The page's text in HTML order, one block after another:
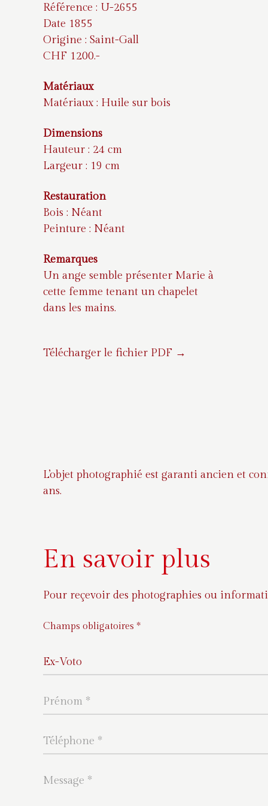
Référence : U-2655
Date 1855
Origine : Saint-Gall
CHF 1200.-
Matériaux
Matériaux : Huile sur bois
Dimensions
Hauteur : 24 cm
Largeur : 19 cm
Restauration
Bois : Néant
Peinture : Néant
Remarques
Un ange semble présenter Marie à
cette femme tenant un chapelet
dans les mains.
Télécharger le fichier PDF →
L’objet photographié est garanti ancien et
ans.
En savoir plus
Pour reçevoir des photographies ou
Champs obligatoires *